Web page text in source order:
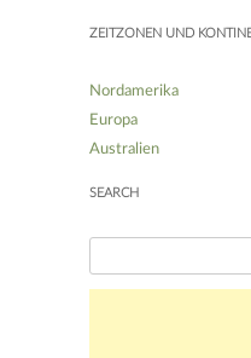
ZEITZONEN UND
Nordamerika
Europa
Australien
SEARCH